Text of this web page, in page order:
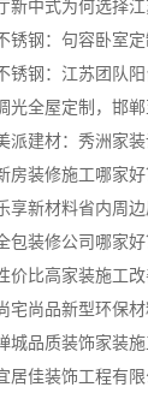
新中式为何选择
锈钢：句容卧室
锈钢：江苏团队
派建材：秀洲家
城品质装饰家装